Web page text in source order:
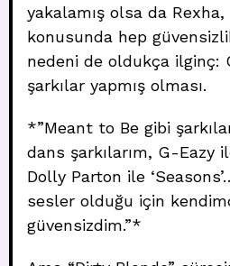
yakalamış olsa da
konusunda hep
nedeni de oldukça ilginç:
şarkılar yapmış olması.
*”Meant to Be gibi
dans şarkılarım, G-Eazy
Dolly Parton ile
sesler olduğu için
güvensizdim.”*